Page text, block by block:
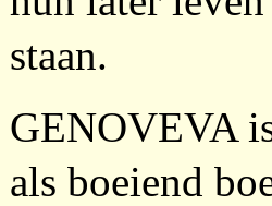
staan.
GENOVEVA
als boeiend